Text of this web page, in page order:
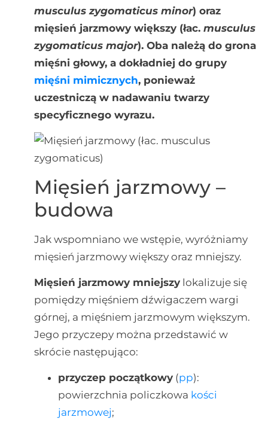
musculus zygomaticus minor) oraz
mięsień jarzmowy większy (łac. musculus
zygomaticus major). Oba należą do grona
mięśni głowy, a dokładniej do grupy
mięśni mimicznych, ponieważ
uczestniczą w nadawaniu twarzy
specyficznego wyrazu.
Mięsień jarzmowy –
budowa
Jak wspomniano we wstępie, wyróżniamy
mięsień jarzmowy większy oraz mniejszy.
Mięsień jarzmowy mniejszylokalizuje się
pomiędzy mięśniem dźwigaczem wargi
górnej, a mięśniem jarzmowym większym.
Jego przyczepy można przedstawić w
skrócie następująco:
przyczep początkowy(pp):
powierzchnia policzkowa kości
jarzmowej;